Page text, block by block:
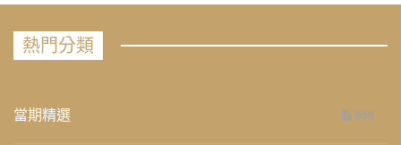
熱門分類
當期精選 658